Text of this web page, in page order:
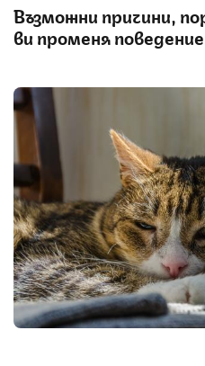
Възможни причини,
ви променя